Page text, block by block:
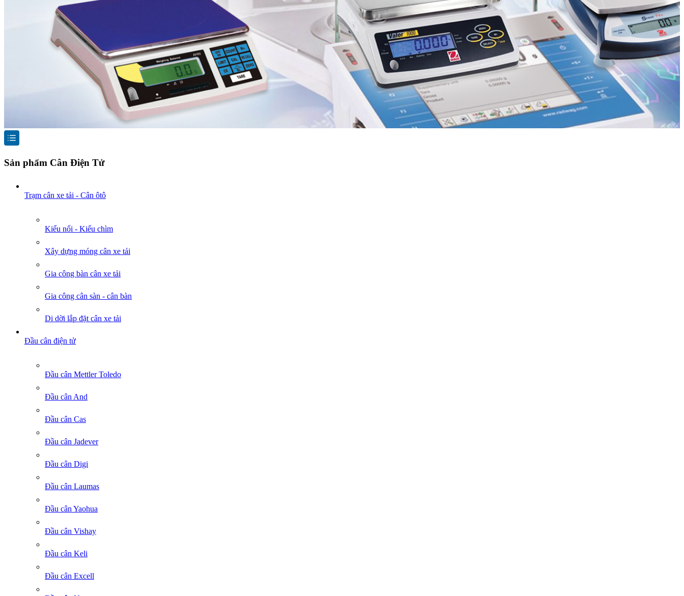
Sản phẩm Cân Điện Tử
Trạm cân xe tải - Cân ôtô
Kiểu nổi - Kiểu chìm
Xây dựng móng cân xe tải
Gia công bàn cân xe tải
Gia công cân sàn - cân bàn
Di dời lắp đặt cân xe tải
Đầu cân điện tử
Đầu cân Mettler Toledo
Đầu cân And
Đầu cân Cas
Đầu cân Jadever
Đầu cân Digi
Đầu cân Laumas
Đầu cân Yaohua
Đầu cân Vishay
Đầu cân Keli
Đầu cân Excell